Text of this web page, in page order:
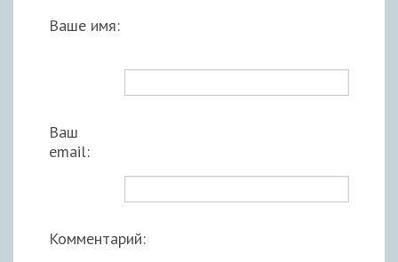
Ваше имя:
Ваш
email:
Комментарий: